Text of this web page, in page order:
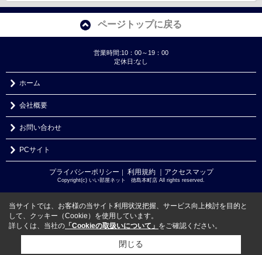
ページトップに戻る
営業時間:10：00～19：00
定休日:なし
ホーム
会社概要
お問い合わせ
PCサイト
プライバシーポリシー ｜ 利用規約 ｜アクセスマップ
Copyright(c) いい部屋ネット 徳島本町店 All rights reserved.
当サイトでは、お客様の当サイト利用状況把握、サービス向上検討を目的と
して、クッキー（Cookie）を使用しています。
詳しくは、当社の 「Cookieの取扱いについて」 をご確認ください。
閉じる